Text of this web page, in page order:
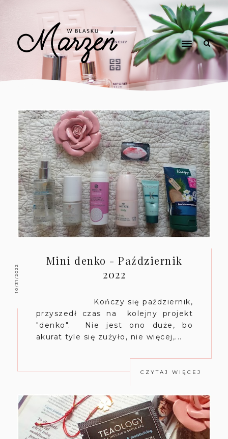
10/31/2022
Mini denko - Październik
2022
Kończy się październik,
przyszedł czas na kolejny projekt
"denko". Nie jest ono duże, bo
akurat tyle się zużyło, nie więcej,...
CZYTAJ WIĘCEJ